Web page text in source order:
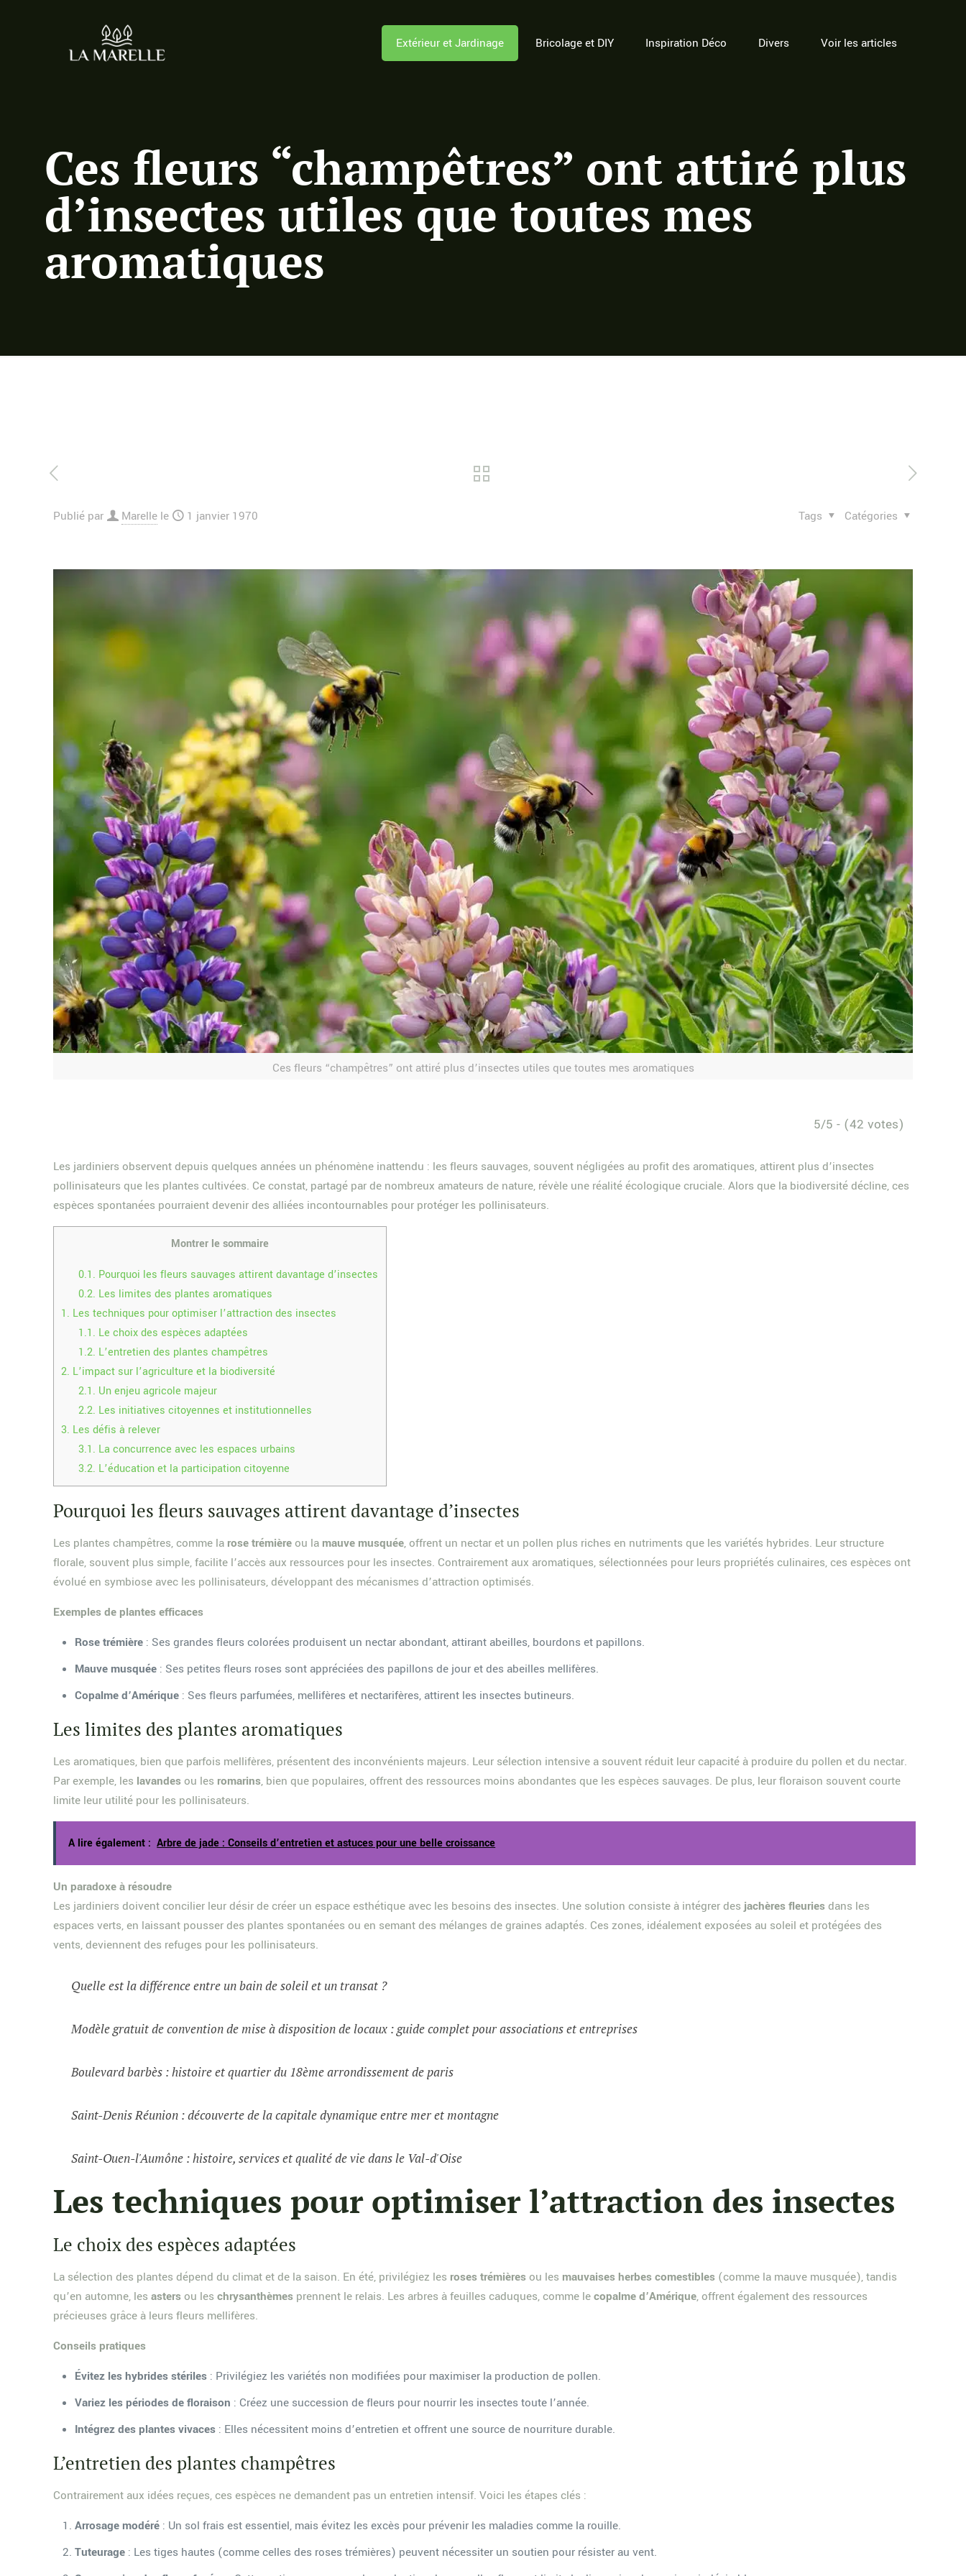
Extérieur et Jardinage Bricolage et DIY Inspiration Déco Divers Voir les articles
Ces fleurs “champêtres” ont attiré plus
d’insectes utiles que toutes mes
aromatiques
Publié par Marelle le 1 janvier 1970 Catégories
Tags
Ces fleurs “champêtres” ont attiré plus d’insectes utiles que toutes mes aromatiques
5/5 - (42 votes)
Les jardiniers observent depuis quelques années un phénomène inattendu : les fleurs sauvages, souvent négligées au profit des aromatiques, attirent plus d’insectes
pollinisateurs que les plantes cultivées. Ce constat, partagé par de nombreux amateurs de nature, révèle une réalité écologique cruciale. Alors que la biodiversité décline, ces
espèces spontanées pourraient devenir des alliées incontournables pour protéger les pollinisateurs.
Montrer le sommaire
0.1. Pourquoi les fleurs sauvages attirent davantage d’insectes
0.2. Les limites des plantes aromatiques
1. Les techniques pour optimiser l’attraction des insectes
1.1. Le choix des espèces adaptées
1.2. L’entretien des plantes champêtres
2. L’impact sur l’agriculture et la biodiversité
2.1. Un enjeu agricole majeur
2.2. Les initiatives citoyennes et institutionnelles
3. Les défis à relever
3.1. La concurrence avec les espaces urbains
3.2. L’éducation et la participation citoyenne
Pourquoi les fleurs sauvages attirent davantage d’insectes
Les plantes champêtres, comme la rose trémière ou la mauve musquée, offrent un nectar et un pollen plus riches en nutriments que les variétés hybrides. Leur structure
florale, souvent plus simple, facilite l’accès aux ressources pour les insectes. Contrairement aux aromatiques, sélectionnées pour leurs propriétés culinaires, ces espèces ont
évolué en symbiose avec les pollinisateurs, développant des mécanismes d’attraction optimisés.
Exemples de plantes efficaces
Rose trémière : Ses grandes fleurs colorées produisent un nectar abondant, attirant abeilles, bourdons et papillons.
Mauve musquée : Ses petites fleurs roses sont appréciées des papillons de jour et des abeilles mellifères.
Copalme d’Amérique : Ses fleurs parfumées, mellifères et nectarifères, attirent les insectes butineurs.
Les limites des plantes aromatiques
Les aromatiques, bien que parfois mellifères, présentent des inconvénients majeurs. Leur sélection intensive a souvent réduit leur capacité à produire du pollen et du nectar.
Par exemple, les lavandes ou les romarins, bien que populaires, offrent des ressources moins abondantes que les espèces sauvages. De plus, leur floraison souvent courte
limite leur utilité pour les pollinisateurs.
A lire également : Arbre de jade : Conseils d’entretien et astuces pour une belle croissance
Un paradoxe à résoudre
Les jardiniers doivent concilier leur désir de créer un espace esthétique avec les besoins des insectes. Une solution consiste à intégrer des jachères fleuriesdans les
espaces verts, en laissant pousser des plantes spontanées ou en semant des mélanges de graines adaptés. Ces zones, idéalement exposées au soleil et protégées des
vents, deviennent des refuges pour les pollinisateurs.
Quelle est la différence entre un bain de soleil et un transat ?
Modèle gratuit de convention de mise à disposition de locaux : guide complet pour associations et entreprises
Boulevard barbès : histoire et quartier du 18ème arrondissement de paris
Saint-Denis Réunion : découverte de la capitale dynamique entre mer et montagne
Saint-Ouen-l'Aumône : histoire, services et qualité de vie dans le Val-d'Oise
Les techniques pour optimiser l’attraction des insectes
Le choix des espèces adaptées
La sélection des plantes dépend du climat et de la saison. En été, privilégiez les roses trémières ou les mauvaises herbes comestibles (comme la mauve musquée), tandis
qu’en automne, lesasters ou leschrysanthèmes prennent le relais. Les arbres à feuilles caduques, comme lecopalme d’Amérique, offrent également des ressources
précieuses grâce à leurs fleurs mellifères.
Conseils pratiques
Évitez les hybrides stériles : Privilégiez les variétés non modifiées pour maximiser la production de pollen.
Variez les périodes de floraison : Créez une succession de fleurs pour nourrir les insectes toute l’année.
Intégrez des plantes vivaces : Elles nécessitent moins d’entretien et offrent une source de nourriture durable.
L’entretien des plantes champêtres
Contrairement aux idées reçues, ces espèces ne demandent pas un entretien intensif. Voici les étapes clés :
Arrosage modéré : Un sol frais est essentiel, mais évitez les excès pour prévenir les maladies comme la rouille.
Tuteurage : Les tiges hautes (comme celles des roses trémières) peuvent nécessiter un soutien pour résister au vent.